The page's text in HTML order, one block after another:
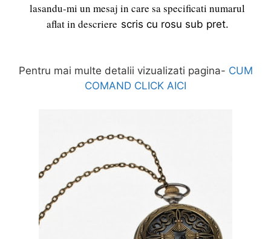
lasandu-mi un mesaj in care sa specificati numarul
aflat in descriere scris cu rosu sub pret.
Pentru mai multe detalii vizualizati pagina- CUM
COMAND CLICK AICI